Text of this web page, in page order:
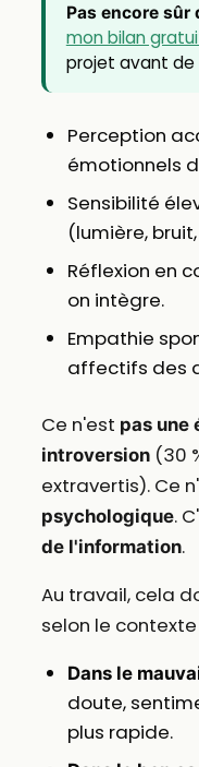
Pas encore sûr
mon bilan
projet avant de
Perception
émotionnels
Sensibilité
(lumière,
Réflexion en
on intègre.
Empathie
affectifs des
Ce n'est pas une
introversion(30
extravertis). Ce
psychologique.
de l'information.
Au travail, cela
selon le contexte
Dans le
doute,
plus rapide.